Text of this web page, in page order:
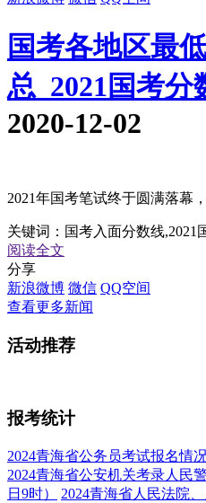
国考各地区最
总_2021国考分
2020-12-02
2021年国考笔试终于圆满落幕
关键词： 国考入面分数线,2021
阅读全文
分享
新浪微博 微信 QQ空间
查看更多新闻
活动推荐
报考统计
2024青海省公务员考试报名情
2024青海省公安机关考录人民
日9时）
2024青海省人民法院